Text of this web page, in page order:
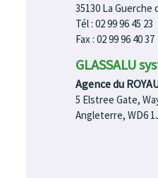
35130 La Guerche
Tél : 02 99 96 45 23
Fax : 02 99 96 40 37
GLASSALU
Agence du
5 Elstree Gate,
Angleterre, WD6